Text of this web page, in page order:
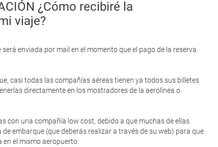
¿Cómo recibiré la
viaje?
enviada por mail en el momento que el pago de la reserva
casi todas las compañías aéreas tienen ya todos sus billetes
directamente en los mostradores de la aerolínea o
con una compañía low cost, debido a que muchas de ellas
embarque (que deberás realizar a través de su web) para que
el mismo aeropuerto.